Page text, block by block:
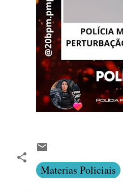
Materias Policiais